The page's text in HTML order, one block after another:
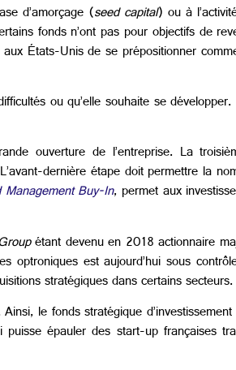
d’amorçage (seed capital) ou à
fonds n’ont pas pour objectifs de
États-Unis de se prépositionner
ou qu’elle souhaite se
ouverture de l’entreprise. La
dernière étape doit permettre la
Management Buy-In, permet aux
étant devenu en 2018 actionnaire
optroniques est aujourd’hui sous
stratégiques dans certains secteurs.
lefonds stratégique
épauler des start-up françaises